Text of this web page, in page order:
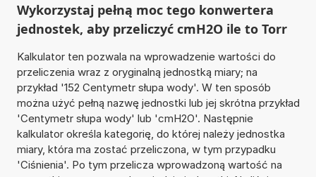
Wykorzystaj pełną moc tego konwertera
jednostek, aby przeliczyć cmH2O ile to Torr
Kalkulator ten pozwala na wprowadzenie wartości do
przeliczenia wraz z oryginalną jednostką miary; na
przykład '152 Centymetr słupa wody'. W ten sposób
można użyć pełną nazwę jednostki lub jej skrótna przykład
'Centymetr słupa wody' lub 'cmH2O'. Następnie
kalkulator określa kategorię, do której należy jednostka
miary, która ma zostać przeliczona, w tym przypadku
'Ciśnienia'. Po tym przelicza wprowadzoną wartość na